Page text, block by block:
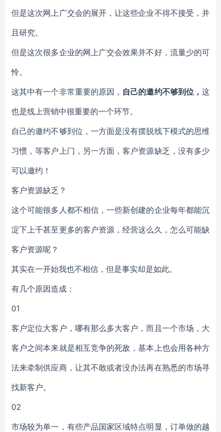
但是这次网上广交会的展开，让这些企业不得不接受，并
且研究。
但是这次很多企业的网上广交会效果并不好，流量少的可
怜。
这其中有一个非常重要的原因， 自己的邀约不够到位，这
也是线上营销中很重要的一个环节。
自己的邀约不够到位，一方面是没有摆脱线下模式的思维
习惯，等客户上门，另一方面，客户资源缺乏，没有多少
可以邀约！
客户资源缺乏？
这个可能很多人都不相信，一些新创建的企业每年都能沉
淀下上千甚至更多的客户资源，经营这么久，怎么可能缺
客户资源呢？
其实在一开始我也不相信，但是事实却是如此。
有几个原因造成：
01
客户定位大客户，哪有那么多大客户，而且一个市场，大
客户之间本来就是相互竞争的死敌，基本上也会用各种方
法来牵制供应商，让其不敢或者没办法再在熟悉的市场寻
找新客户。
02
市场较为单一，有些产品国家区域特点明显，订单做的越